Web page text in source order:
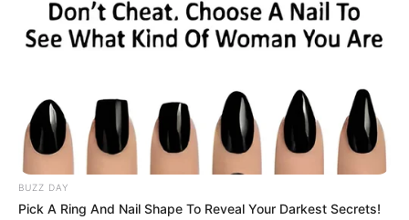
BUZZ DAY
Pick A Ring And Nail Shape To Reveal Your Darkest Secrets!